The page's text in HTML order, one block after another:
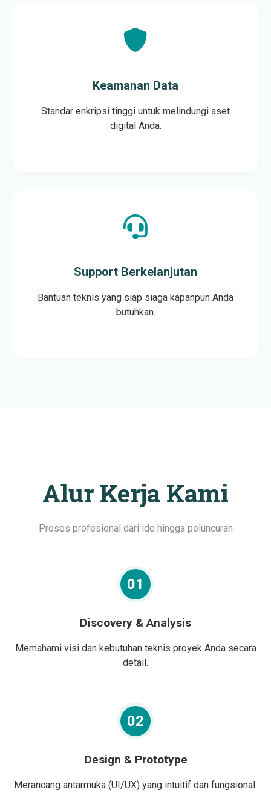
Keamanan Data
Standar enkripsi tinggi untuk melindungi aset
digital Anda.
Support Berkelanjutan
Bantuan teknis yang siap siaga kapanpun Anda
butuhkan.
Alur Kerja Kami
Proses profesional dari ide hingga peluncuran
01
Discovery & Analysis
Memahami visi dan kebutuhan teknis proyek Anda secara
detail.
02
Design & Prototype
Merancang antarmuka (UI/UX) yang intuitif dan fungsional.